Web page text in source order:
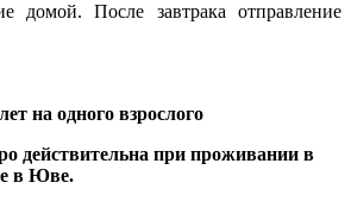
домой. После завтрака отправление
на одного взрослого
действительна при проживании в
в Юве.